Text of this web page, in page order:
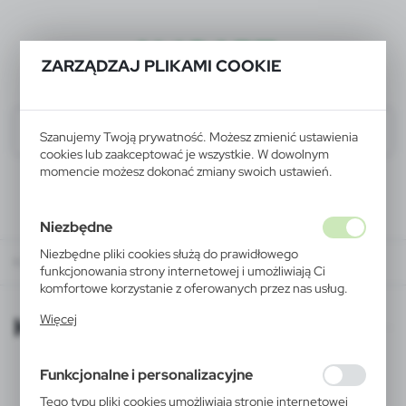
ZARZĄDZAJ PLIKAMI COOKIE
Szanujemy Twoją prywatność. Możesz zmienić ustawienia
cookies lub zaakceptować je wszystkie. W dowolnym
momencie możesz dokonać zmiany swoich ustawień.
Niezbędne
Niezbędne pliki cookies służą do prawidłowego
funkcjonowania strony internetowej i umożliwiają Ci
komfortowe korzystanie z oferowanych przez nas usług.
działania w celu m.in. dostosowania Twoich ustawień
korzystasz, może działać bez zakłóceń.
Więcej
Funkcjonalne i personalizacyjne
Tego typu pliki cookies umożliwiają stronie internetowej
ALIGART
KATALOGI ONLINE
KATALOGI ONLINE